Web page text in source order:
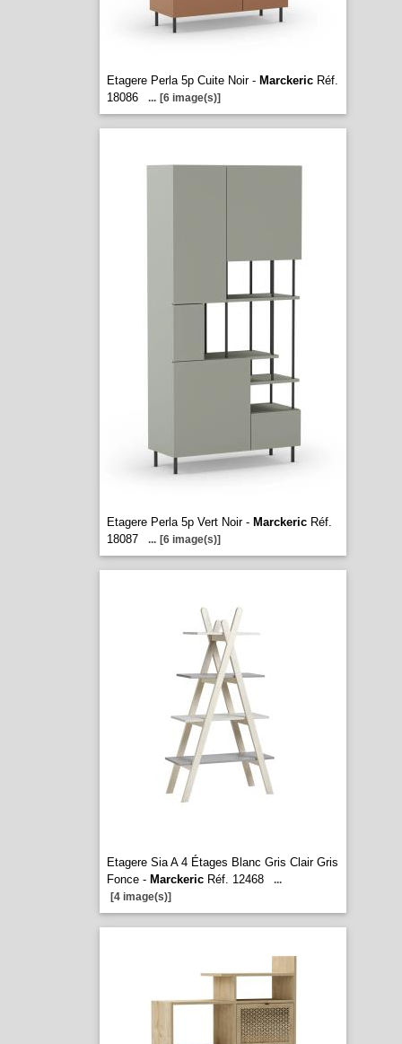
Etagere Perla 5p Cuite Noir - MarckericRéf.
18086
... [6 image(s)]
Etagere Perla 5p Vert Noir - MarckericRéf.
18087
... [6 image(s)]
Etagere Sia A 4 Étages Blanc Gris Clair Gris
Fonce - MarckericRéf. 12468
...
[4 image(s)]